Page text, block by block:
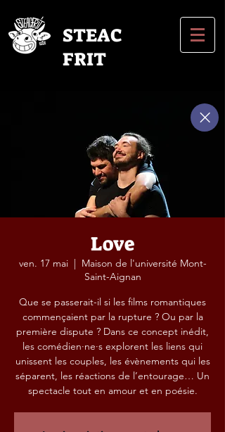
STEAC
FRIT
Love
ven. 17 mai
  |
Maison de l'université Mont-
Saint-Aignan
Que se passerait-il si les films romantiques
commençaient par la rupture ? Ou par la
première dispute ? Dans ce concept inédit,
les comédien·ne·s explorent les liens qui
unissent les couples, les évènements qui les
séparent, les réactions de l’entourage… Un
spectacle tout en amour et en poésie.